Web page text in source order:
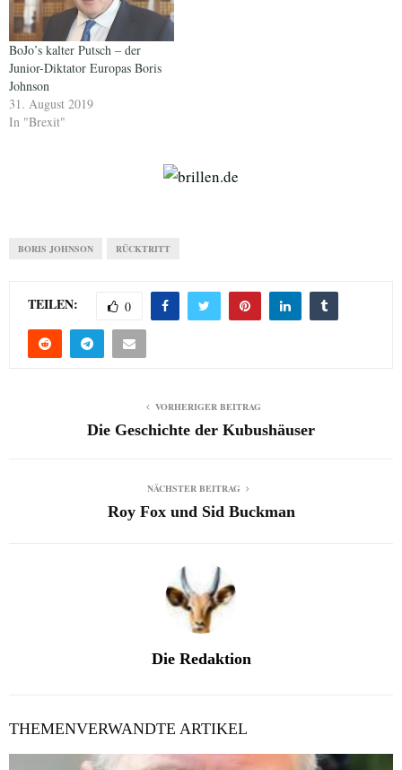
BoJo’s kalter Putsch – der
Junior-Diktator Europas Boris
Johnson
31. August 2019
In "Brexit"
BORIS JOHNSON RÜCKTRITT
TEILEN: 0
VORHERIGER BEITRAG
Die Geschichte der Kubushäuser
NÄCHSTER BEITRAG
Roy Fox und Sid Buckman
Die Redaktion
THEMENVERWANDTE ARTIKEL